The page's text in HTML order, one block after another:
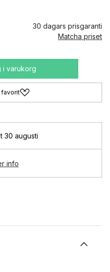
30 dagars prisgaranti
Matcha priset
i varukorg
favorit
30 augusti
info